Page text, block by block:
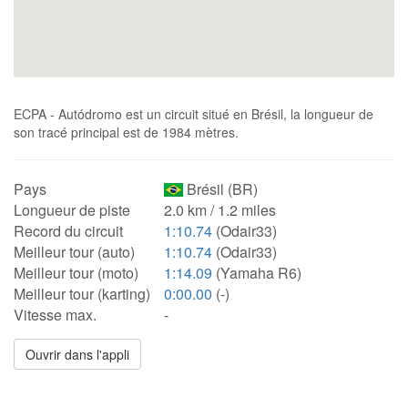
ECPA - Autódromo est un circuit situé en Brésil, la longueur de
son tracé principal est de 1984 mètres.
Pays
Brésil (BR)
Longueur de piste
2.0 km / 1.2 miles
Record du circuit
1:10.74 (Odair33)
Meilleur tour (auto)
1:10.74 (Odair33)
Meilleur tour (moto)
1:14.09 (Yamaha R6)
Meilleur tour (karting)
0:00.00 (-)
Vitesse max.
-
Ouvrir dans l'appli